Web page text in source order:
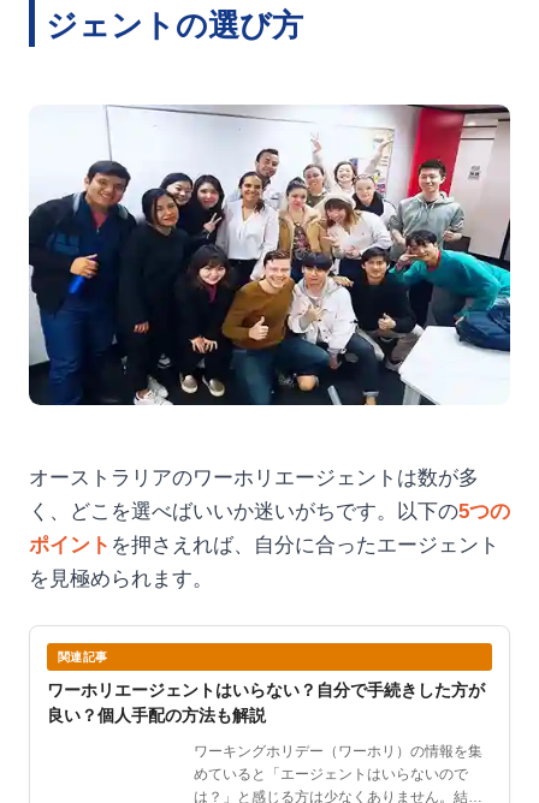
ジェントの選び方
オーストラリアのワーホリエージェントは数が多
く、どこを選べばいいか迷いがちです。以下の5つの
ポイント を押さえれば、自分に合ったエージェント
を見極められます。
関連記事
ワーホリエージェントはいらない？自分で手続きした方が
良い？個人手配の方法も解説
ワーキングホリデー（ワーホリ）の情報を集
めていると「エージェントはいらないので
は？」と感じる方は少なくありません。結論